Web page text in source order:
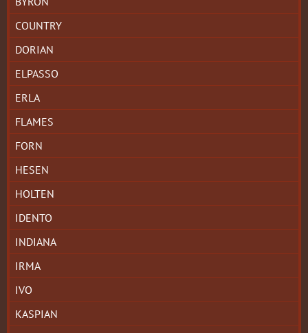
COUNTRY
DORIAN
ELPASSO
ERLA
FLAMES
FORN
HESEN
HOLTEN
IDENTO
INDIANA
IRMA
IVO
KASPIAN